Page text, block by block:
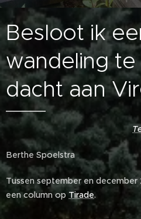
Besloot ik
wandeling
dacht aan
Berthe Spoelstra
Tussen september en
een column op Tirade.